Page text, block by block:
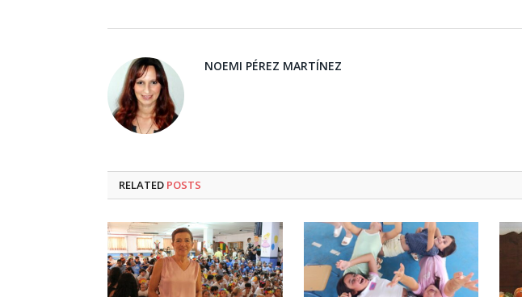
NOEMI PÉREZ MARTÍNEZ
RELATED POSTS